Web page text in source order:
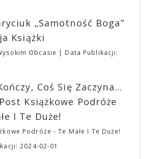
interesujących współczesnych
w swojej najbardziej zaskakującej
„Dziedzictwo. Hereditary” i
W biały dzień” zrealizował najbardziej
który pozwolił mu w pełni podzielić
swoimi lękami, wizją świata, a przede
kinach od 21 kwietnia.
Obsługi. Na terenie hali nie zabraknie
Wystawców serwujących
przekąski a przed halą
FoodTrucków. Życzymy Wam
czasu oczekiwania na nadchodzącą
„Samotność Boga”
Książki
Obcasie
Data Publikacji:
Coś Się Zaczyna...
Książkowe Podróże
I Te Duże!
Podróże - Te Małe I Te Duże!
2024-02-01